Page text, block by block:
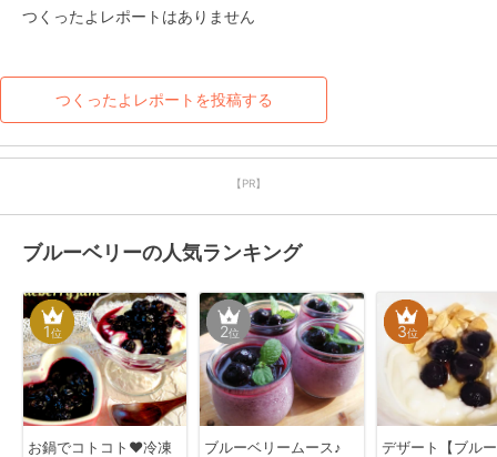
つくったよレポートはありません
つくったよレポートを投稿する
【PR】
ブルーベリーの人気ランキング
1位
お鍋でコトコト❤️冷凍
2位
ブルーベリームース♪
3位
デザート【ブル